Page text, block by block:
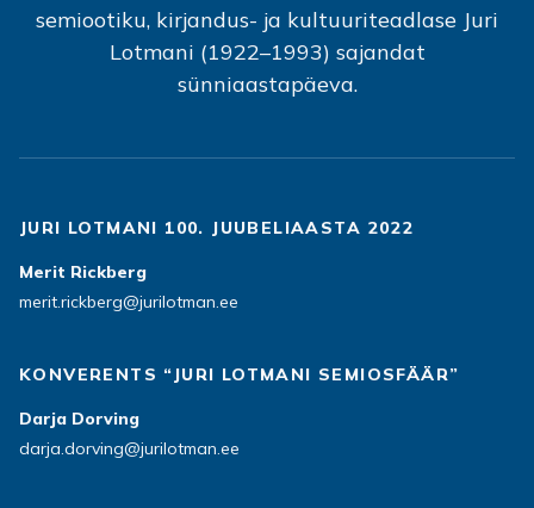
semiootiku, kirjandus- ja kultuuriteadlase Juri
Lotmani (1922–1993) sajandat
sünniaastapäeva.
JURI LOTMANI 100. JUUBELIAASTA 2022
Merit Rickberg
merit.rickberg@jurilotman.ee
KONVERENTS “JURI LOTMANI SEMIOSFÄÄR”
Darja Dorving
darja.dorving@jurilotman.ee